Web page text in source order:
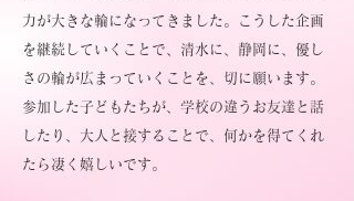
力が大きな輪になってきました。こうした企画
を継続していくことで、清水に、静岡に、優し
さの輪が広まっていくことを、切に願います。
参加した子どもたちが、学校の違うお友達と話
したり、大人と接することで、何かを得てくれ
たら凄く嬉しいです。